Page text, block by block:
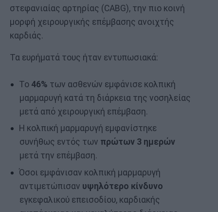
στεφανιαίας αρτηρίας (CABG), την πιο κοινή
μορφή χειρουργικής επέμβασης ανοιχτής
καρδιάς.
Τα ευρήματά τους ήταν εντυπωσιακά:
Το 46% των ασθενών εμφάνισε κολπική
μαρμαρυγή κατά τη διάρκεια της νοσηλείας
μετά από χειρουργική επέμβαση.
Η κολπική μαρμαρυγή εμφανίστηκε
συνήθως εντός των πρώτων 3 ημερών
μετά την επέμβαση.
Όσοι εμφάνισαν κολπική μαρμαρυγή
αντιμετώπισαν υψηλότερο κίνδυνο
εγκεφαλικού επεισοδίου, καρδιακής